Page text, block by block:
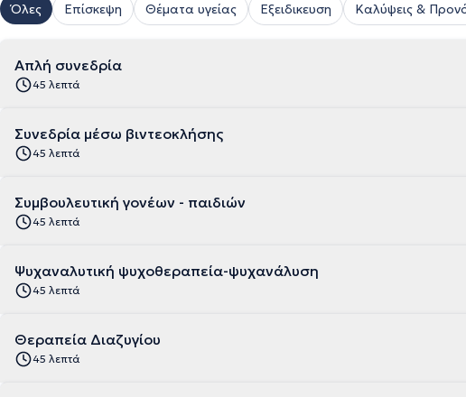
Όλες Επίσκεψη Θέματα υγείας Εξειδικευση Καλύψεις &
Απλή συνεδρία
45 λεπτά
Συνεδρία μέσω βιντεοκλήσης
45 λεπτά
Συμβουλευτική γονέων - παιδιών
45 λεπτά
Ψυχαναλυτική ψυχοθεραπεία-ψυχανάλυση
45 λεπτά
Θεραπεία Διαζυγίου
45 λεπτά